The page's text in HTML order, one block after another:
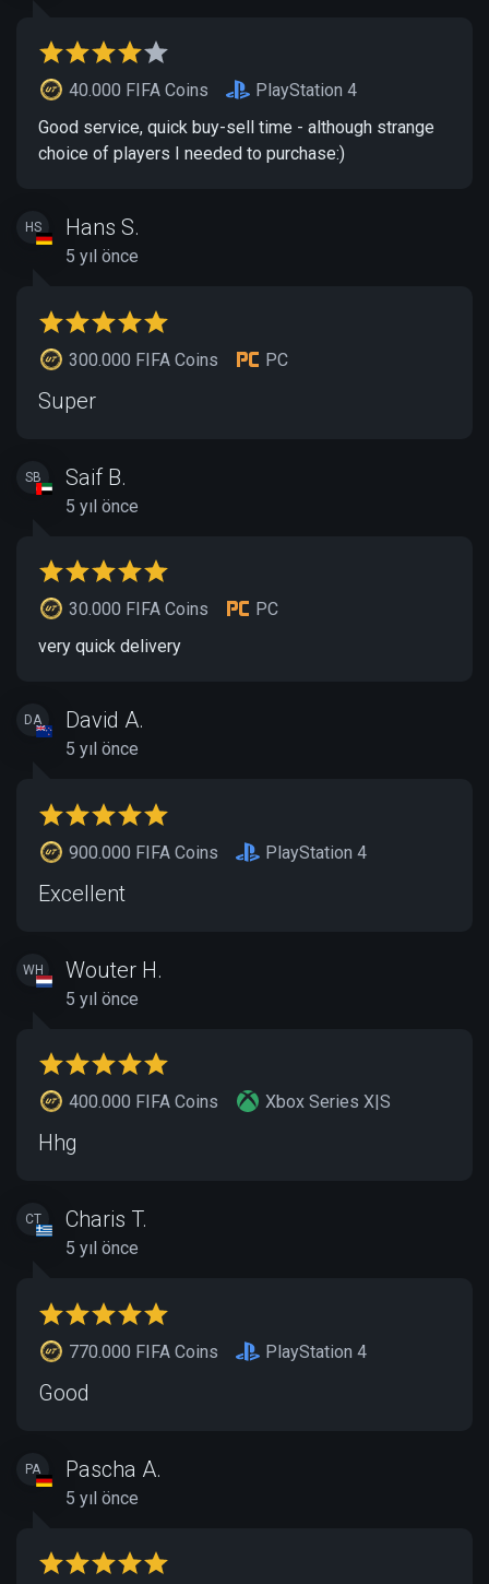
40.000 FIFA Coins
PlayStation 4
Good service, quick buy-sell time - although strange
choice of players I needed to purchase:)
HS Hans S.
5 yıl önce
300.000 FIFA Coins PC
Super
SB Saif B.
5 yıl önce
30.000 FIFA Coins
PC
very quick delivery
DA David A.
5 yıl önce
900.000 FIFA Coins PlayStation 4
Excellent
WH Wouter H.
5 yıl önce
400.000 FIFA Coins Xbox Series X|S
Hhg
CT Charis T.
5 yıl önce
770.000 FIFA Coins PlayStation 4
Good
PA Pascha A.
5 yıl önce